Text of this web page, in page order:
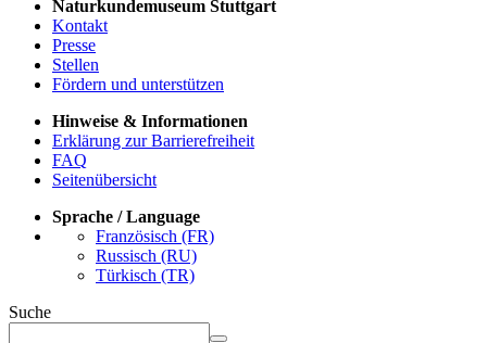
Naturkundemuseum Stuttgart
Kontakt
Presse
Stellen
Fördern und unterstützen
Hinweise & Informationen
Erklärung zur Barrierefreiheit
FAQ
Seitenübersicht
Sprache / Language
Französisch (FR)
Russisch (RU)
Türkisch (TR)
Suche